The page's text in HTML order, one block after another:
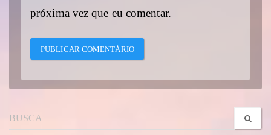
próxima vez que eu comentar.